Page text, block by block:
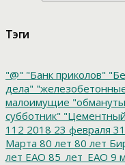
Тэги
"@" "Банк приколов"
дела"
малоимущие
субботник"
112 2018 23 февраля
Марта 80 лет 80 лет
лет ЕАО 85_лет_ЕАО 9